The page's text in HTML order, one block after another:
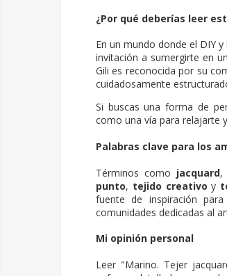
¿Por qué deberías leer
En un mundo donde el DIY
invitación a sumergirte en
Gili es reconocida por su
cuidadosamente
Si buscas una forma de
como una vía para relajarte
Palabras clave para los
Términos como jacquard,
punto, tejido creativo y
fuente de inspiración
comunidades dedicadas al
Mi opinión personal
Leer "Marino. Tejer